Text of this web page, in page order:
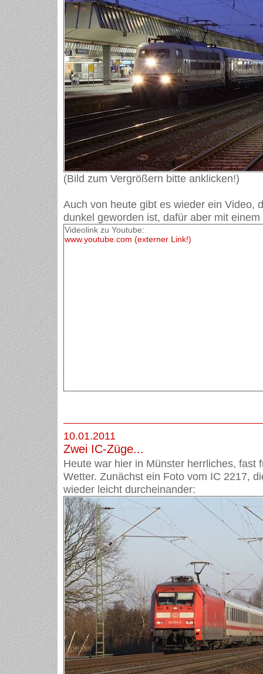
(Bild zum Vergrößern bitte anklicken!)
Auch von heute gibt es wieder ein Video,
dunkel geworden ist, dafür aber mit
Videolink zu Youtube:
www.youtube.com (externer Link!)
10.01.2011
Zwei IC-Züge...
Heute war hier in Münster herrliches, fast
Wetter. Zunächst ein Foto vom IC 2217,
wieder leicht durcheinander: